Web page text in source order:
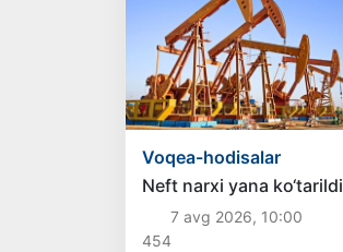
Voqea-hodisalar
Neft narxi yana ko‘tarildi
7 avg 2026, 10:00
454